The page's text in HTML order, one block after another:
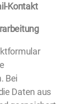
Kontakt
Bei
Daten aus